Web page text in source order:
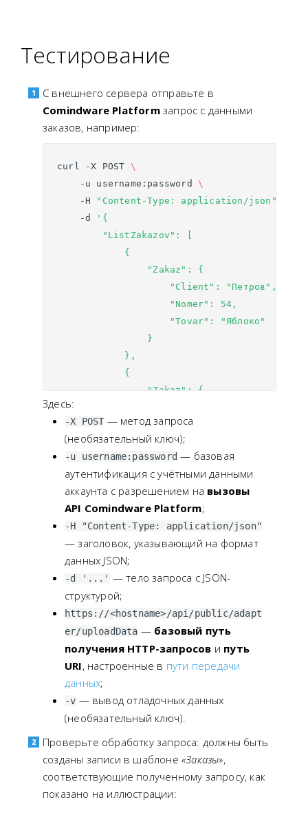
Тестирование
С внешнего сервера отправьте в
Comindware Platformзапрос с данными
заказов, например:
curl -X POST
\
-u
username:password
\
-H
"Content-Type: application/json"
-d
'{
        "ListZakazov": [
            {
                "Zakaz": {
                    "Client": "Петров",
                    "Nomer": 54,
                    "Tovar": "Яблоко"
                }
            },
            {
                "Zakaz": {
                    "Client": "Иванов",
                    "Nomer": 60,
                    "Tovar": "Банан"
                }
            },
            {
                "Zakaz": {
                    "Client": "Сидоров",
                    "Nomer": 61,
                    "Tovar": "Груша"
                }
            }
        ]
    }'
\
https://<hostname>/api/public/adapter/
-
v
Здесь:
-X POST — метод запроса
(необязательный ключ);
-u username:password — базовая
аутентификация c учётными данными
аккаунта с разрешением на вызовы
API Comindware Platform;
-H "Content-Type: application/json"
— заголовок, указывающий на формат
данных JSON;
-d '...' — тело запроса с JSON-
структурой;
https://<hostname>/api/public/adapt
er/uploadData — базовый путь
получения HTTP-запросов и путь
URI, настроенные в пути передачи
данных;
-v — вывод отладочных данных
(необязательный ключ).
Проверьте обработку запроса: должны быть
созданы записи в шаблоне «Заказы»,
соответствующие полученному запросу, как
показано на иллюстрации: